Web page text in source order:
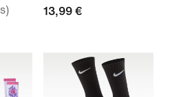
13,99 €